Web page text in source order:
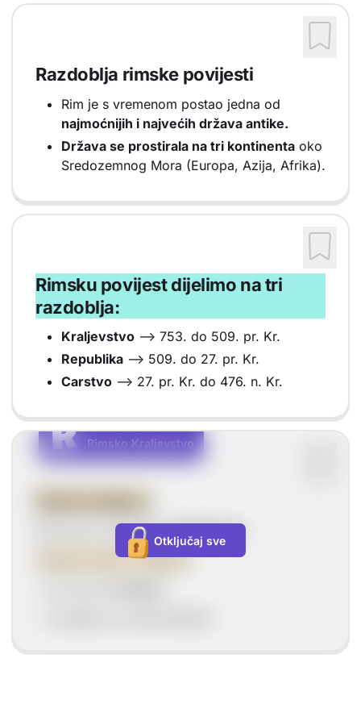
Razdoblja rimske povijesti
Rim je s vremenom postao jedna od
najmoćnijih i najvećih država antike.
Država se prostirala na tri kontinenta oko
Sredozemnog Mora (Europa, Azija, Afrika).
Rimsku povijest dijelimo na tri
razdoblja:
Kraljevstvo --> 753. do 509. pr. Kr.
Republika --> 509. do 27. pr. Kr.
Carstvo --> 27. pr. Kr. do 476. n. Kr.
R
R
Rimsko Kraljevstvo
Vrsta sadržaja: Rimsko Kraljevstvo
Rim je bio na početku
.
Ukupno je bilo 7 kraljeva:
Otključaj sve